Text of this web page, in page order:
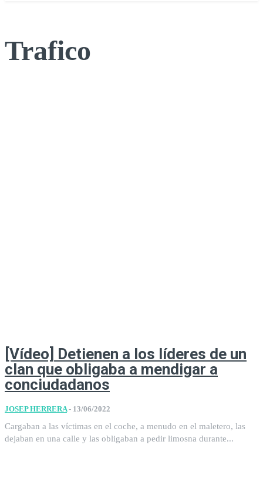
Trafico
[Vídeo] Detienen a los líderes de un
clan que obligaba a mendigar a
conciudadanos
JOSEP HERRERA - 13/06/2022
Cargaban a las víctimas en el coche, a menudo en el maletero, las
dejaban en una calle y las obligaban a pedir limosna durante...